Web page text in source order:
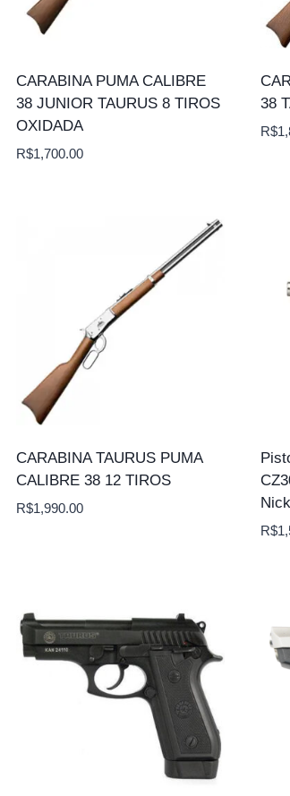
CARABINA PUMA CALIBRE
38 JUNIOR TAURUS 8 TIROS
OXIDADA
R$1,700.00
38
R$
CARABINA TAURUS PUMA
CALIBRE 38 12 TIROS
R$1,990.00
R$